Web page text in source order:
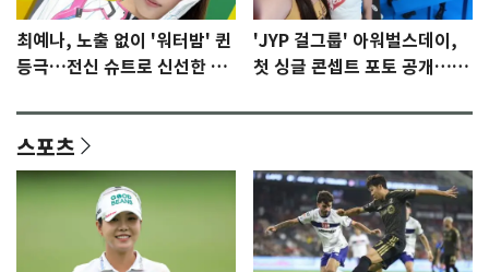
최예나, 노출 없이 '워터밤' 퀸
등극…전신 슈트로 신선한 충
'JYP 걸그룹' 아워벌스데이,
첫 싱글 콘셉트 포토 공개…청
스포츠